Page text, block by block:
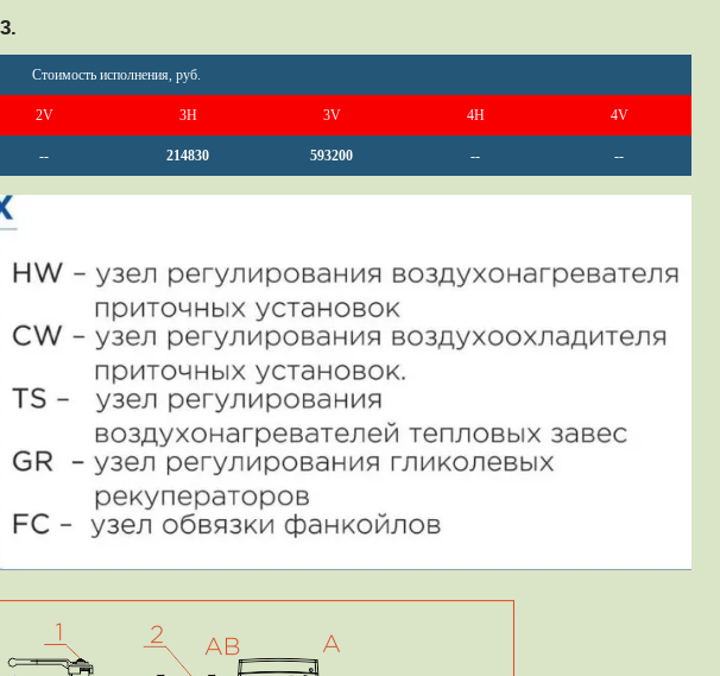
Стоимость исполнения, руб.
2V 3H 3V 4H 4V
-- 214830 593200 -- --